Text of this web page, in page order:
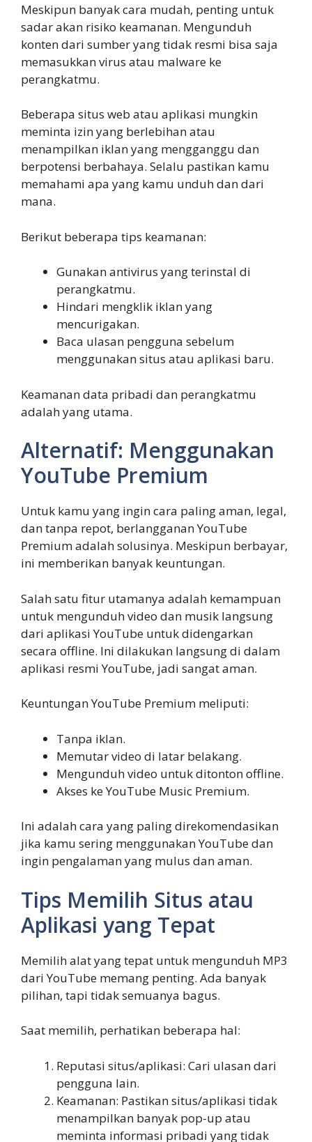
Meskipun banyak cara mudah, penting untuk
sadar akan risiko keamanan. Mengunduh
konten dari sumber yang tidak resmi bisa saja
memasukkan virus atau malware ke
perangkatmu.
Beberapa situs web atau aplikasi mungkin
meminta izin yang berlebihan atau
menampilkan iklan yang mengganggu dan
berpotensi berbahaya. Selalu pastikan kamu
memahami apa yang kamu unduh dan dari
mana.
Berikut beberapa tips keamanan:
Gunakan antivirus yang terinstal di
perangkatmu.
Hindari mengklik iklan yang
mencurigakan.
Baca ulasan pengguna sebelum
menggunakan situs atau aplikasi baru.
Keamanan data pribadi dan perangkatmu
adalah yang utama.
Alternatif: Menggunakan
YouTube Premium
Untuk kamu yang ingin cara paling aman, legal,
dan tanpa repot, berlangganan YouTube
Premium adalah solusinya. Meskipun berbayar,
ini memberikan banyak keuntungan.
Salah satu fitur utamanya adalah kemampuan
untuk mengunduh video dan musik langsung
dari aplikasi YouTube untuk didengarkan
secara offline. Ini dilakukan langsung di dalam
aplikasi resmi YouTube, jadi sangat aman.
Keuntungan YouTube Premium meliputi:
Tanpa iklan.
Memutar video di latar belakang.
Mengunduh video untuk ditonton offline.
Akses ke YouTube Music Premium.
Ini adalah cara yang paling direkomendasikan
jika kamu sering menggunakan YouTube dan
ingin pengalaman yang mulus dan aman.
Tips Memilih Situs atau
Aplikasi yang Tepat
Memilih alat yang tepat untuk mengunduh MP3
dari YouTube memang penting. Ada banyak
pilihan, tapi tidak semuanya bagus.
Saat memilih, perhatikan beberapa hal:
Reputasi situs/aplikasi: Cari ulasan dari
pengguna lain.
Keamanan: Pastikan situs/aplikasi tidak
menampilkan banyak pop-up atau
meminta informasi pribadi yang tidak